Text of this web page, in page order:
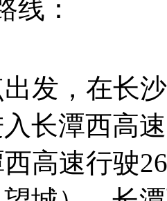
线：
发，在长
长潭西高速
高速行驶